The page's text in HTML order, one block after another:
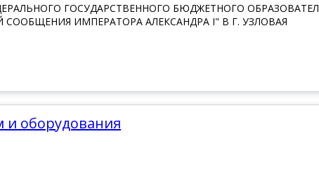
ГОСУДАРСТВЕННОГО БЮДЖЕТНОГО
ИМПЕРАТОРА АЛЕКСАНДРА I" В Г. УЗЛОВАЯ
и оборудования